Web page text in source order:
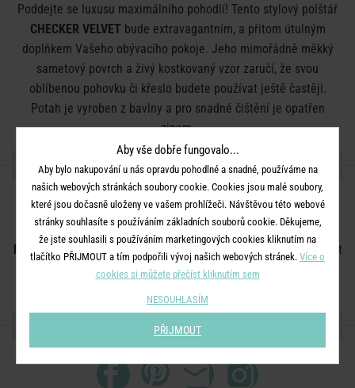
Poddejte se luxusu maximálního pohodlí! Tento stylový polštář
CHECKER VELVET bude extravagantním, a přitom útulným
doplňkem Vašeho obývacího pokoje. Jeho mimořádně měkký
sametový povrch a živý kostkovaný vzor zaručí, že svou
oblíbenou pohovku či křeslo budete používat ještě častěji.
Potah je vyroben z bavlny a pro snadné čištění je opatřen
zipem.
DETAILY PRODUKTU
Rozměry:D 40 x Š 60 x V 3 cm
Materiál:potah 100% bavlna, výplň 100% polyester
Další informace:Nevhodné do pračky, nesušit a nebělit. Lze prát
ručně.
SDÍLEJTE S PŘÁTELI
Aby vše dobře fungovalo...
Aby bylo nakupování u nás opravdu pohodlné a snadné, používáme na
našich webových stránkách soubory cookie. Cookies jsou malé soubory,
které jsou dočasně uloženy ve vašem prohlížeči. Návštěvou této webové
stránky souhlasíte s používáním základních souborů cookie. Děkujeme,
že jste souhlasili s používáním marketingových cookies kliknutím na
tlačítko PŘIJMOUT a tím podpořili vývoj našich webových stránek. Více o
cookies si můžete přečíst kliknutím sem
NESOUHLASÍM
PŘIJMOUT